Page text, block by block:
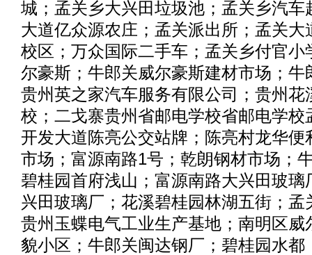
城；孟关乡大兴田垃圾池；孟关乡汽车
大道亿众源农庄；孟关派出所；孟关大
校区；万众国际二手车；孟关乡付官小
尔豪斯；牛郎关威尔豪斯建材市场；牛
贵州英之家汽车服务有限公司；贵州花
校；二戈寨贵州省邮电学校省邮电学校
开发大道陈亮公交站牌；陈亮村龙华便
市场；富源南路1号；乾朗钢材市场；
碧桂园首府浅山；富源南路大兴田玻璃
兴田玻璃厂；花溪碧桂园林湖五街；孟
贵州玉蝶电气工业生产基地；南明区威
貌小区；牛郎关闽达钢厂；碧桂园水都